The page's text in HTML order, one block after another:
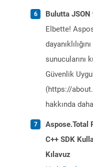
Bulutta
Elbette!
sunucularını
Güvenlik
(https://
hakkında
Aspose.Total
C++ SDK
Kılavuz